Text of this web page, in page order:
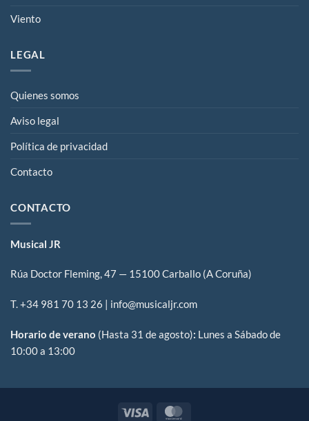
Viento
LEGAL
Quienes somos
Aviso legal
Política de privacidad
Contacto
CONTACTO
Musical JR
Rúa Doctor Fleming, 47 — 15100 Carballo (A Coruña)
T. +34 981 70 13 26 | info@musicaljr.com
Horario de verano (Hasta 31 de agosto): Lunes a Sábado de
10:00 a 13:00
Visa